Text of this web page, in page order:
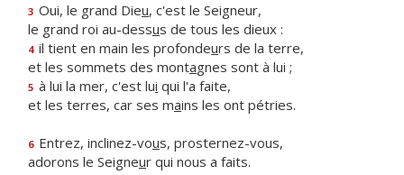
3 Oui, le grand Dieu, c'est le Seigneur,
le grand roi au-dessus de tous les dieux :
4 il tient en main les profondeurs de la terre,
et les sommets des montagnes sont à lui ;
5 à lui la mer, c'est lui qui l'a faite,
et les terres, car ses mains les ont pétries.
6 Entrez, inclinez-vous, prosternez-vous,
adorons le Seigneur qui nous a faits.